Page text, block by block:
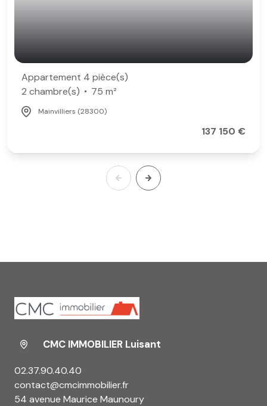
Appartement 4 pièce(s)
2 chambre(s)
75 m²
Mainvilliers (28300)
137 150 €
CMC IMMOBILIER Luisant
02.37.90.40.40
contact@cmcimmobilier.fr
54 avenue Maurice Maunoury